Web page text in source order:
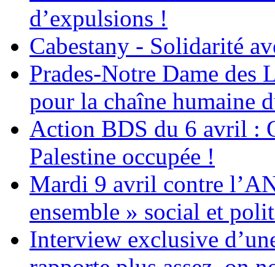
d’expulsions !
Cabestany - Solidarité
Prades-Notre Dame des
pour la chaîne humaine
Action BDS du 6 avril :
Palestine occupée !
Mardi 9 avril contre
ensemble » social et
Interview exclusive